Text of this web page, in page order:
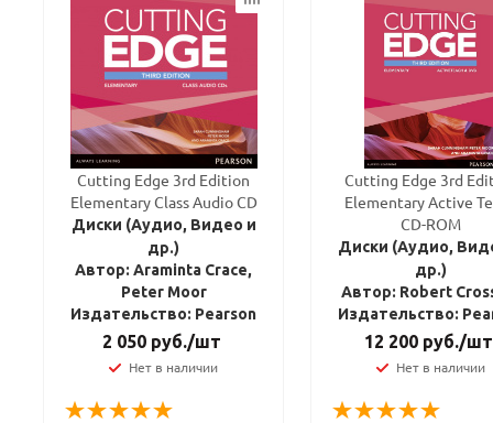
Cutting Edge 3rd Edition
Elementary Class Audio CD
Диски (Аудио, Видео и
др.)
Автор: Araminta Crace,
Peter Moor
Издательство: Pearson
2 050руб./шт
Нет в наличии
Cutting Edge 3rd
Elementary Active
CD-ROM
Диски (Аудио,
др.)
Автор: Robert
Издательство:
12 200руб./шт
Нет в наличии